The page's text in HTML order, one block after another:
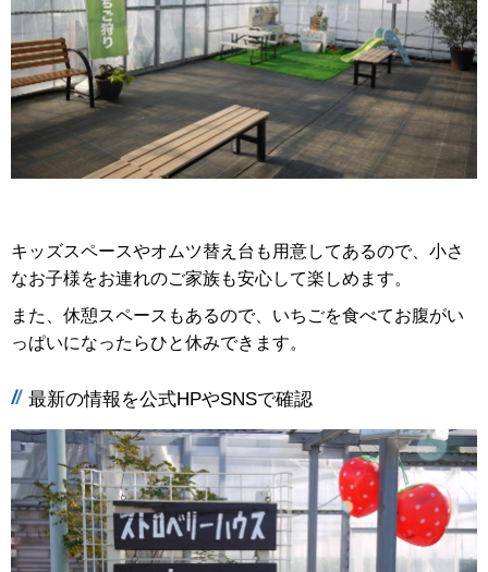
キッズスペースやオムツ替え台も用意してあるので、小さ
なお子様をお連れのご家族も安心して楽しめます。
また、休憩スペースもあるので、いちごを食べてお腹がい
っぱいになったらひと休みできます。
最新の情報を公式HPやSNSで確認